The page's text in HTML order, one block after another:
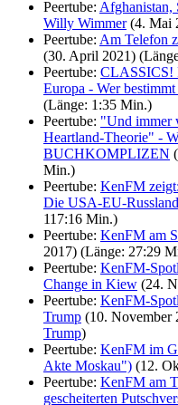
Peertube: Afghanistan,
Willy Wimmer(4. Mai
Peertube: Am Telefon
(30. April 2021)
Peertube: CLASSICS!
Europa - Wer
(Länge: 1:35 Min.)
Peertube: "Und immer
Heartland-Theorie" -
BUCHKOMPLIZEN
Min.)
Peertube: KenFM
Die USA-EU-
117:16 Min.)
Peertube: KenFM am
2017) (Länge: 27:29
Peertube: KenFM-
Change in Kiew (24.
Peertube: KenFM-
Trump (10. November
Trump)
Peertube: KenFM im
Akte Moskau") (12.
Peertube: KenFM am
gescheiterten